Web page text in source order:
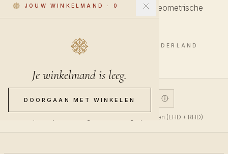
JOUW WINKELMAND · 0
Je winkelmand is leeg.
DOORGAAN MET WINKELEN
De tweede golf, fellere kleuren en geometrische
medaillons.
5 STUKS · HANDGEMAAKT IN NEDERLAND
V1 V2 CUSTOM
V1 past bij bovenaan gemonteerde gaspedalen (LHD + RHD)